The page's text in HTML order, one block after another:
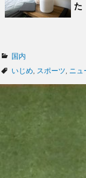
た
カ
テ
国内
タ
いじめ スポーツ ニュ